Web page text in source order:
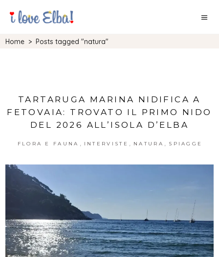
Home >Posts tagged "natura"
TARTARUGA MARINA NIDIFICA A
FETOVAIA: TROVATO IL PRIMO NIDO
DEL 2026 ALL’ISOLA D’ELBA
FLORA E FAUNA , INTERVISTE , NATURA , SPIAGGE